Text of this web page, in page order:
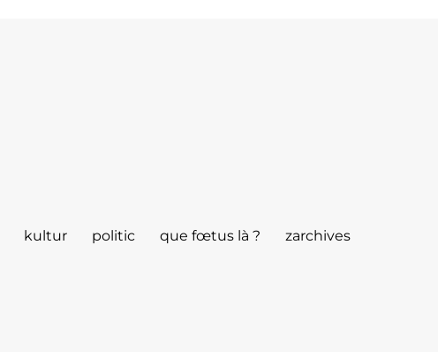
kultur politic que fœtus là ? zarchives